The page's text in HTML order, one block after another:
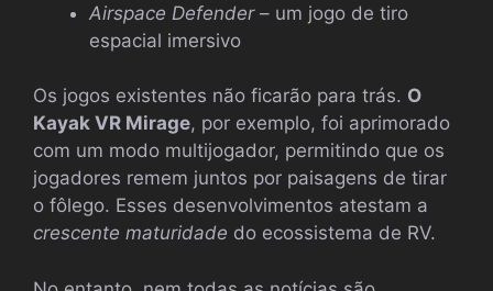
Airspace Defender– um jogo de tiro
espacial imersivo
Os jogos existentes não ficarão para trás. O
Kayak VR Mirage, por exemplo, foi aprimorado
com um modo multijogador, permitindo que os
jogadores remem juntos por paisagens de tirar
o fôlego. Esses desenvolvimentos atestam a
crescente maturidade do ecossistema de RV.